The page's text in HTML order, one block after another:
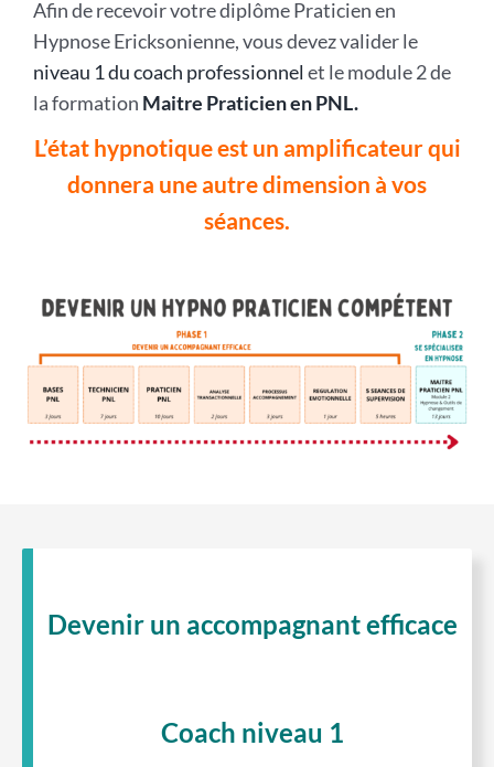
Afin de recevoir votre diplôme Praticien en
Hypnose Ericksonienne, vous devez valider le
niveau 1 du coach professionnel et le module 2 de
la formation Maitre Praticien en PNL.
L’état hypnotique est un amplificateur qui
donnera une autre dimension à vos
séances.
Devenir un accompagnant efficace
Coach niveau 1